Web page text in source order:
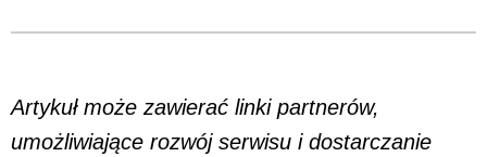
Artykuł może zawierać linki partnerów,
umożliwiające rozwój serwisu i dostarczanie